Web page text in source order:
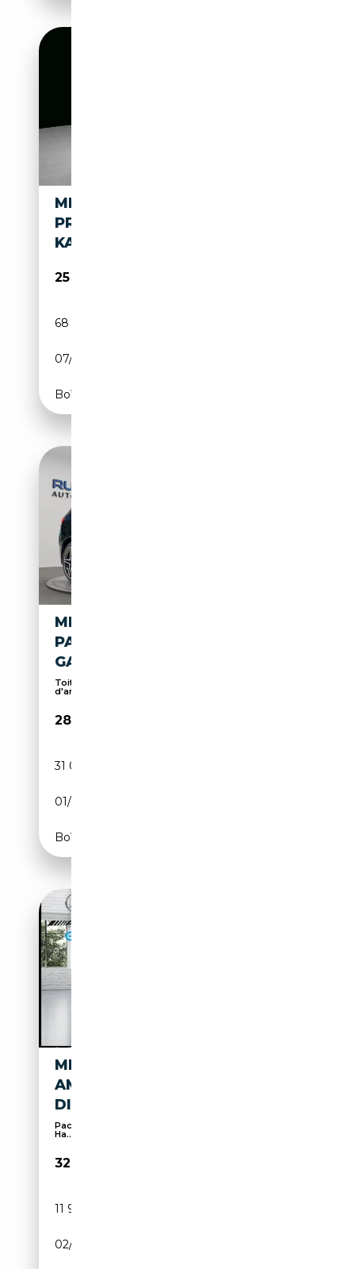
MERCEDES-BENZ B 250 E
PROGRESSIVE HUD AHK PANO
KAMERA BEAM
25 990€
68 667 km
07/2021
Boîte automatique
MERCEDES-BENZ B 250 E AMG
PANORAMA LEDER 1.HD.
GARANTIE
Toit panoramique, Pack Sport, Éclairage
d'ambiance...
28 999€
31 000 km
01/2023
Boîte automatique
MERCEDES-BENZ B 250 E
AMG+KAM+VOLL
DIGI+LED+KEYLESS GO
Pack Sport, Sièges sport, Éclairage d'ambiance,
Ha...
32 070€
11 917 km
02/2025